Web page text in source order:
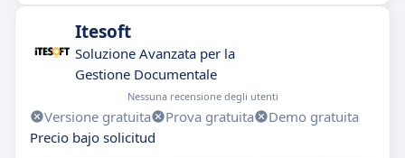
Itesoft
Soluzione Avanzata per la
Gestione Documentale
Nessuna recensione degli utenti
Versione gratuita Prova gratuita
Demo gratuita
Precio bajo solicitud